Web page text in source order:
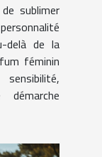
sublimer
delà de la
féminin